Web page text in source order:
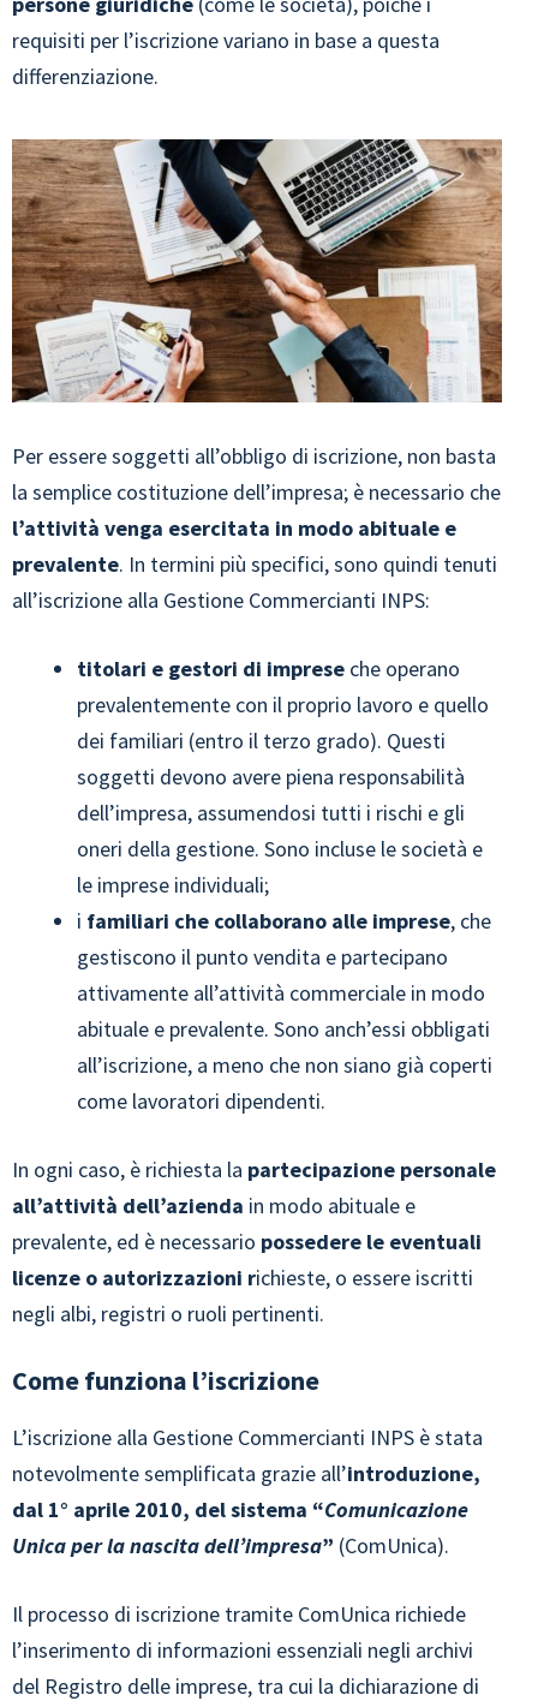
requisiti per l’iscrizione variano in base a questa
differenziazione.
Per essere soggetti all’obbligo di iscrizione, non basta
la semplice costituzione dell’impresa; è necessario che
l’attività venga esercitata in modo abituale e
prevalente. In termini più specifici, sono quindi tenuti
all’iscrizione alla Gestione Commercianti INPS:
titolari e gestori di imprese che operano
prevalentemente con il proprio lavoro e quello
dei familiari (entro il terzo grado). Questi
soggetti devono avere piena responsabilità
dell’impresa, assumendosi tutti i rischi e gli
oneri della gestione. Sono incluse le società e
le imprese individuali;
i familiari che collaborano alle imprese, che
gestiscono il punto vendita e partecipano
attivamente all’attività commerciale in modo
abituale e prevalente. Sono anch’essi obbligati
all’iscrizione, a meno che non siano già coperti
come lavoratori dipendenti.
In ogni caso, è richiesta la partecipazione personale
all’attività dell’azienda in modo abituale e
prevalente, ed è necessario possedere le eventuali
licenze o autorizzazioni richieste, o essere iscritti
negli albi, registri o ruoli pertinenti.
Come funziona l’iscrizione
L’iscrizione alla Gestione Commercianti INPS è stata
notevolmente semplificata grazie all’introduzione,
dal 1° aprile 2010, del sistema “Comunicazione
Unica per la nascita dell’impresa” (ComUnica).
Il processo di iscrizione tramite ComUnica richiede
l’inserimento di informazioni essenziali negli archivi
del Registro delle imprese, tra cui la dichiarazione di